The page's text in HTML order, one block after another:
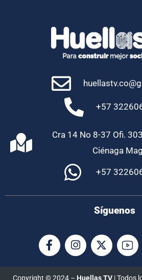
+57
Cra 14 No 8-37 Ofi.
Ciénaga
+57
Síguenos
Copyright © 2024 – Huellas TV| Todos